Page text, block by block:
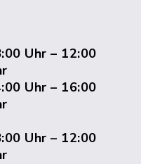
Uhr – 12:00
Uhr – 16:00
Uhr – 12:00